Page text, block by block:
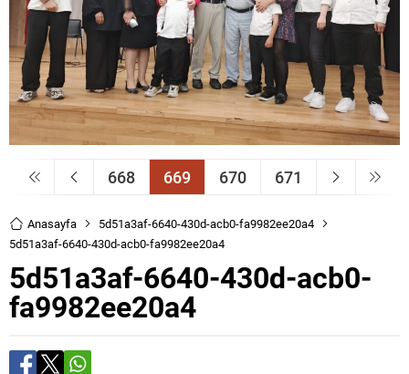
668 669 670 671
Anasayfa
5d51a3af-6640-430d-acb0-fa9982ee20a4
5d51a3af-6640-430d-acb0-fa9982ee20a4
5d51a3af-6640-430d-acb0-
fa9982ee20a4